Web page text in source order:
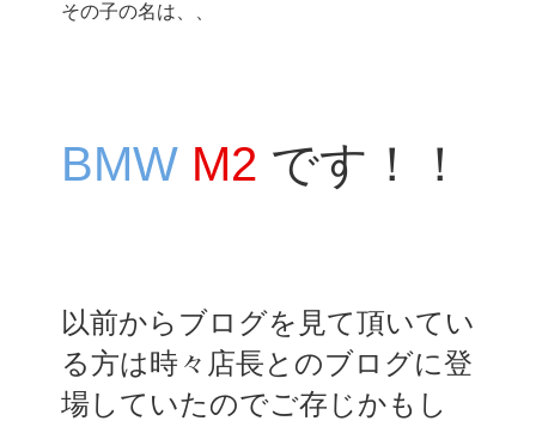
その子の名は、、
BMW M2 です！！
以前からブログを見て頂いてい
る方は時々店長とのブログに登
場していたのでご存じかもし